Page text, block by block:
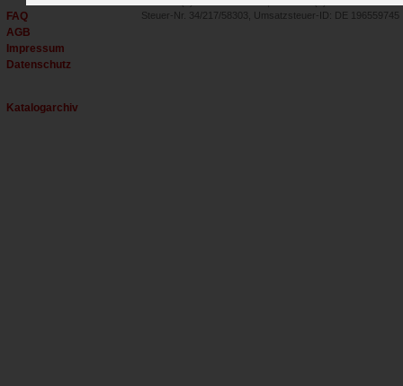
FAQ
AGB
Impressum
Datenschutz
Katalogarchiv
Steuer-Nr. 34/217/58303, Umsatzsteuer-ID: DE 196559745